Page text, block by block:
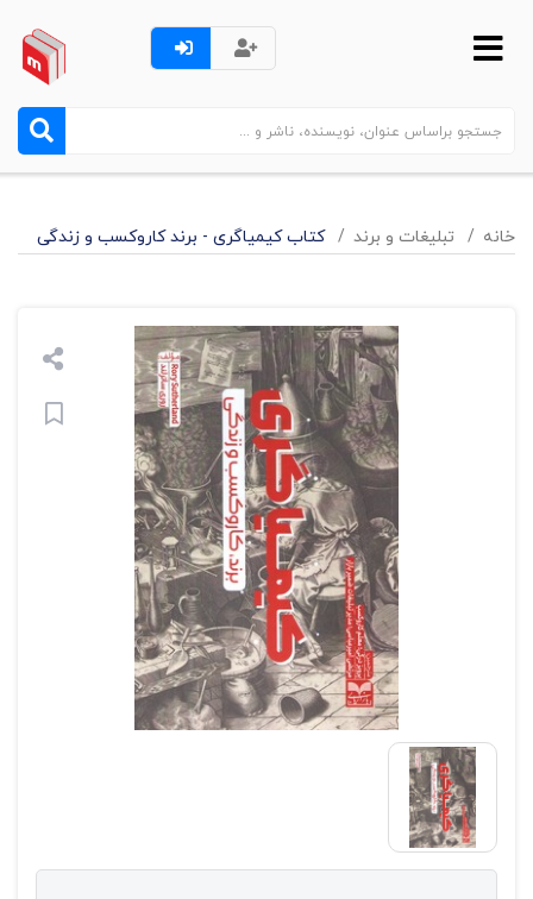
خانه تبليغات و برند کتاب کیمیاگری - برند کاروکسب و زندگی